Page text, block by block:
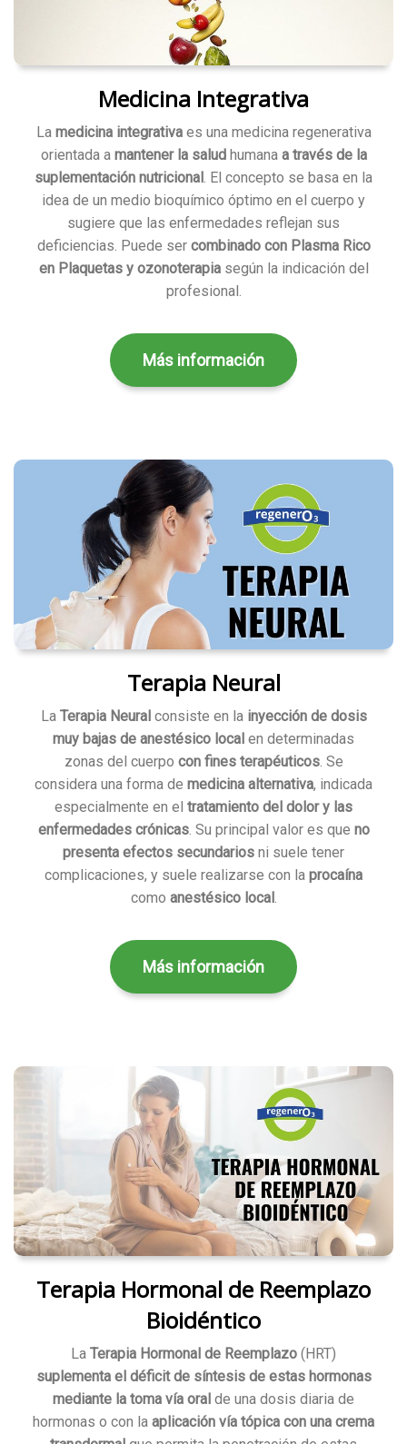
Medicina Integrativa
La medicina integrativaes una medicina regenerativa
orientada amantener la saludhumana a través de la
suplementación nutricional . El concepto se basa en la
idea de un medio bioquímico óptimo en el cuerpo y
sugiere que las enfermedades reflejan sus
deficiencias. Puede ser combinado con Plasma Rico
en Plaquetas y ozonoterapiasegún la indicación del
profesional.
Más información
Terapia Neural
La Terapia Neuralconsiste en la inyección de dosis
muy bajas de anestésico local en determinadas
zonas del cuerpo con fines terapéuticos. Se
considera una forma de medicina alternativa, indicada
especialmente en el tratamiento del dolor y las
enfermedades crónicas. Su principal valor es que no
presenta efectos secundarios ni suele tener
complicaciones, y suele realizarse con la procaína
como anestésico local.
Más información
Terapia Hormonal de Reemplazo
Bioidéntico
La Terapia Hormonal de Reemplazo (HRT)
suplementa el déficit de síntesis de estas hormonas
mediante la toma vía oral de una dosis diaria de
hormonas o con la aplicación vía tópica con una crema